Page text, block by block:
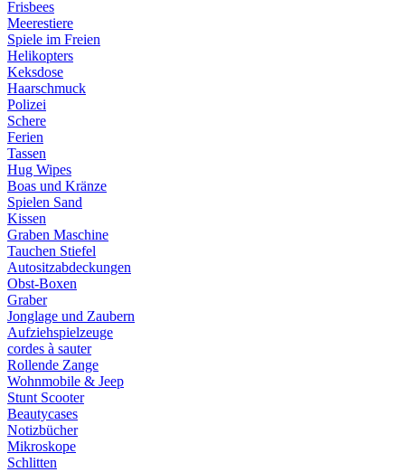
Frisbees
Meerestiere
Spiele im Freien
Helikopters
Keksdose
Haarschmuck
Polizei
Schere
Ferien
Tassen
Hug Wipes
Boas und Kränze
Spielen Sand
Kissen
Graben Maschine
Tauchen Stiefel
Autositzabdeckungen
Obst-Boxen
Graber
Jonglage und Zaubern
Aufziehspielzeuge
cordes à sauter
Rollende Zange
Wohnmobile & Jeep
Stunt Scooter
Beautycases
Notizbücher
Mikroskope
Schlitten